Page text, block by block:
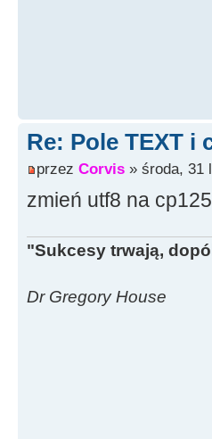
Re: Pole TEXT i
przez Corvis » środa, 31
zmień utf8 na
"Sukcesy trwają,
Dr Gregory House